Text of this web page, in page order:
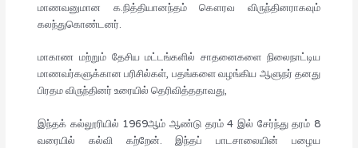
மாணவனுமான க.நித்தியானந்தம் கௌரவ விருந்தினராகவும்
கலந்துகொண்டனர்.
மாகாண மற்றும் தேசிய மட்டங்களில் சாதனைகளை நிலைநாட்டிய
மாணவர்களுக்கான பரிசில்கள், பதங்களை வழங்கிய ஆளுநர் தனது
பிரதம விருந்தினர் உரையில் தெரிவித்ததாவது,
இந்தக் கல்லூரியில் 1969ஆம் ஆண்டு தரம் 4 இல் சேர்ந்து தரம் 8
வரையில் கல்வி கற்றேன். இந்தப் பாடசாலையின் பழைய